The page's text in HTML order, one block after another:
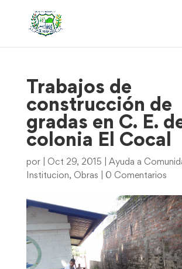
Trabajos de
construcción de
gradas en C. E.
colonia El Cocal
por Oct 29, 2015
Ayuda a
Institucion, Obras 0 Comentarios